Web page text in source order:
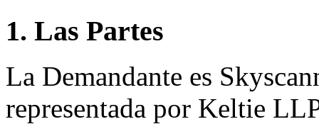
1. Las Partes
La Demandante es
representada por Keltie